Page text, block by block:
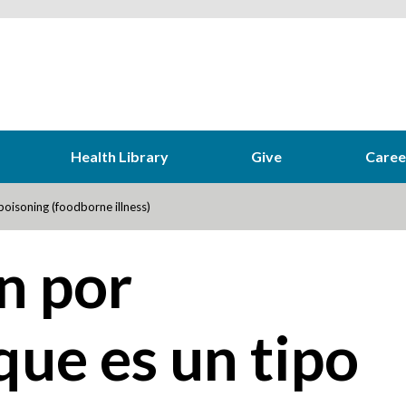
Health Library Give
(foodborne illness)
por
es un tipo